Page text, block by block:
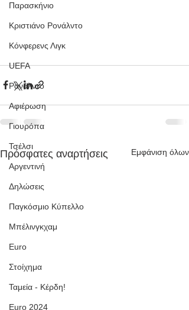
Παρασκήνιο
Κριστιάνο Ρονάλντο
Κόνφερενς Λιγκ
UEFA
Ρονάλντο
Αφιέρωση
Γιουρόπα
Τσέλσι
Αργεντινή
Δηλώσεις
Παγκόσμιο Κύπελλο
Μπέλινγκχαμ
Euro
Στοίχημα
Ταμεία - Κέρδη!
Euro 2024
Πρόσφατες αναρτήσεις Εμφάνιση όλων